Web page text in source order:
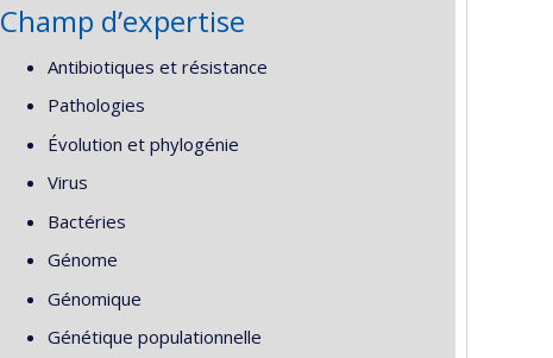
Champ d’expertise
Antibiotiques et résistance
Pathologies
Évolution et phylogénie
Virus
Bactéries
Génome
Génomique
Génétique populationnelle